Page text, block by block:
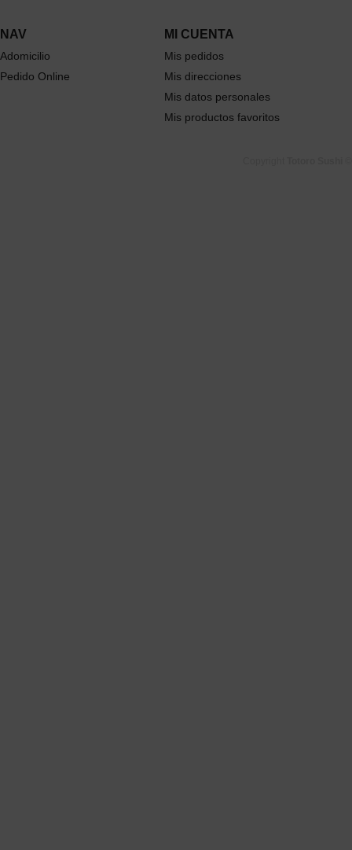
NAV
Adomicilio
Pedido Online
MI CUENTA
Mis pedidos
Mis direcciones
Mis datos personales
Mis productos favoritos